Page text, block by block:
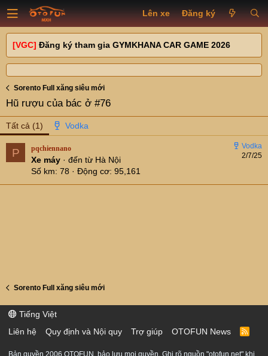
Lên xe Đăng ký
[VGC] Đăng ký tham gia GYMKHANA CAR GAME 2026
Sorento Full xăng siêu mới
Hũ rượu của bác ở #76
Tất cả (1)
P 2/7/25
pqchiennano
Xe máy · đến từ Hà Nội
Số km 78 Động cơ 95,161
Sorento Full xăng siêu mới
Tiếng Việt
Liên hệ
Quy định và Nội quy Trợ giúp OTOFUN News
R
S
Bản quyền 2006 OTOFUN, bảo lưu mọi quyền. Ghi rõ nguồn "otofun.net" khi